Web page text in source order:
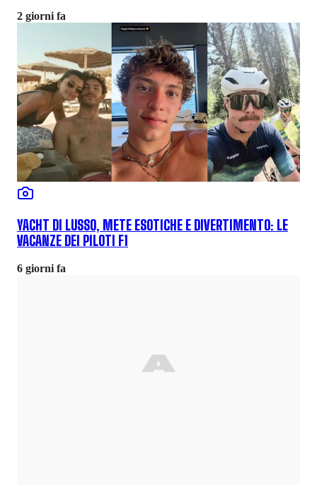
2 giorni fa
YACHT DI LUSSO, METE ESOTICHE E DIVERTIMENTO: LE
VACANZE DEI PILOTI F1
6 giorni fa